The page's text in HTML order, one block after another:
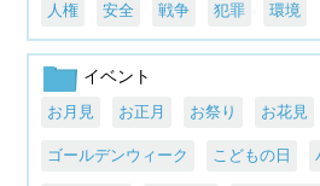
人権 安全 戦争 犯罪 環境
イベント
お月見 お正月 お祭り お花見
ゴールデンウィーク こどもの日